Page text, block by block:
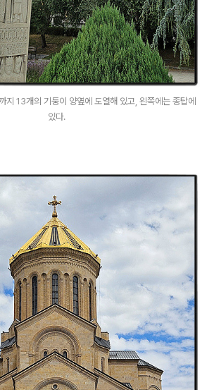
지 13개의 기둥이 양옆에 도열해 있고, 왼쪽에는 종탑에
있다.